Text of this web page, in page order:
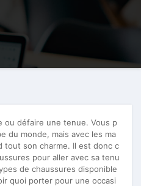
ou défaire une tenue. Vous p
du monde, mais avec les ma
tout son charme. Il est donc c
pour aller avec sa tenu
de chaussures disponible
quoi porter pour une occasi